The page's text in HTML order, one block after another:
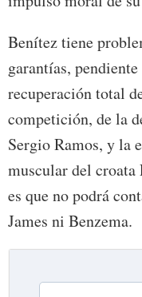
Benítez tiene
garantías,
recuperación total
competición, de la
Sergio Ramos, y la
muscular del
es que no podrá
James ni Benzema.